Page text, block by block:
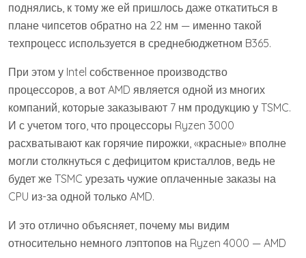
поднялись, к тому же ей пришлось даже откатиться в
плане чипсетов обратно на 22 нм — именно такой
техпроцесс используется в среднебюджетном B365.
При этом у Intel собственное производство
процессоров, а вот AMD является одной из многих
компаний, которые заказывают 7 нм продукцию у TSMC.
И с учетом того, что процессоры Ryzen 3000
расхватывают как горячие пирожки, «красные» вполне
могли столкнуться с дефицитом кристаллов, ведь не
будет же TSMC урезать чужие оплаченные заказы на
CPU из-за одной только AMD.
И это отлично объясняет, почему мы видим
относительно немного лэптопов на Ryzen 4000 — AMD